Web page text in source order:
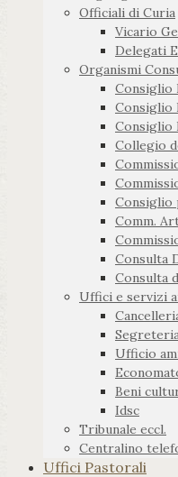
Officiali di Curia
Vicario
Delegati
Organismi
Consiglio
Consiglio
Consiglio
Collegio
Consiglio
Comm.
Consulta
Consulta
Uffici e servizi
Ufficio
Beni
Idsc
Tribunale eccl.
Centralino
Uffici Pastorali